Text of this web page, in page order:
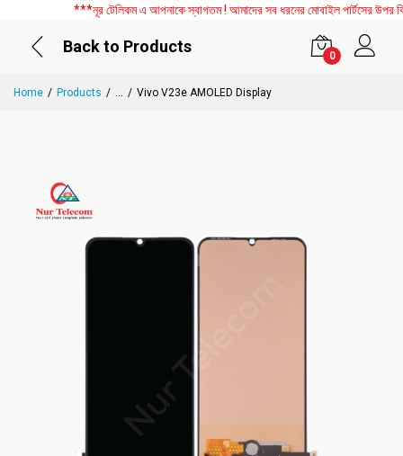
***নূর টেলিকম এ আপনাকে স্বাগতম ! আমাদের সব ধরনের মোবাইল পার্টসের উপর
Back to Products
0
Home Products ... Vivo V23e AMOLED Display